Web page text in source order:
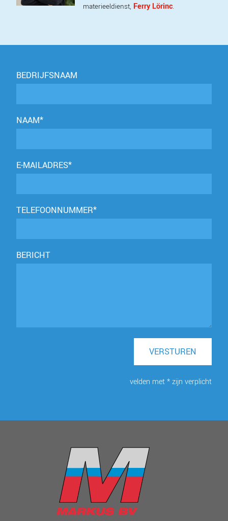
materieeldienst, Ferry Lörinc.
BEDRIJFSNAAM
NAAM*
E-MAILADRES*
TELEFOONNUMMER*
BERICHT
VERSTUREN
velden met * zijn verplicht